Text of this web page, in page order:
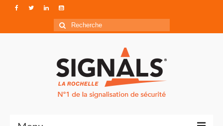
Rechercher
: